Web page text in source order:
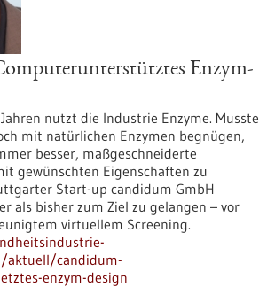
Enzym-
nutzt die Industrie Enzyme. Musste
mit natürlichen Enzymen begnügen,
besser, maßgeschneiderte
gewünschten Eigenschaften zu
Start-up candidum GmbH
als bisher zum Ziel zu gelangen – vor
virtuellem Screening.
aktuell/candidum-
enzym-design